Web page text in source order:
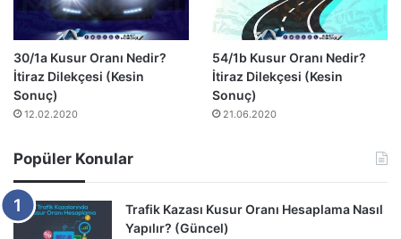
30/1a Kusur Oranı Nedir?
İtiraz Dilekçesi (Kesin
Sonuç)
12.02.2020
54/1b Kusur Oranı Nedir?
İtiraz Dilekçesi (Kesin
Sonuç)
21.06.2020
Popüler Konular
Trafik Kazası Kusur Oranı Hesaplama Nasıl
Yapılır? (Güncel)